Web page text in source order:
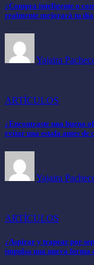
¿Compra inteligente o
realmente mejorará tu
Yajaira
ARTÍCULOS
¿Encontraste una buena
evitar una estafa antes de
Yajaira
ARTÍCULOS
¿Aspirar y trapear por
impulsa una nueva